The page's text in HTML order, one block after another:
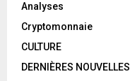
Analyses
Cryptomonnaie
CULTURE
DERNIÈRES NOUVELLES